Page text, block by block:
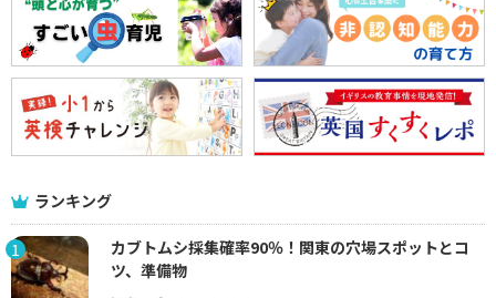
ランキング
1
カブトムシ採集確率90％！関東の穴場スポットとコ
ツ、準備物